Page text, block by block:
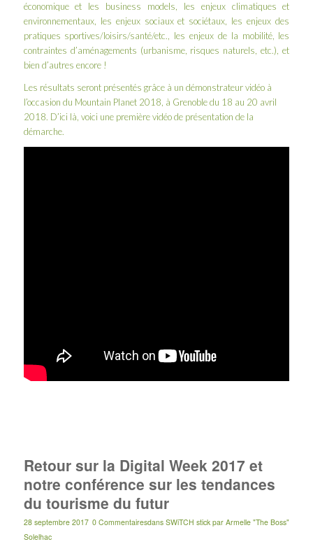
économique et les business models, les enjeux climatiques et
environnementaux, les enjeux sociaux et sociétaux, les enjeux des
pratiques sportives/loisirs/santé/etc., les enjeux de la mobilité, les
contraintes d’aménagements (urbanisme, risques naturels, etc.), et
bien d’autres encore !
Les résultats seront présentés grâce à un démonstrateur vidéo à
l’occasion du Mountain Planet 2018 , à Grenoble du 18 au 20 avril
2018. D’ici là, voici une première vidéo de présentation de la
démarche.
Retour sur la Digital Week 2017 et
notre conférence sur les tendances
du tourisme du futur
28 septembre 2017 0 Commentairesdans SWiTCH stick par Armelle "The Boss"
Solelhac